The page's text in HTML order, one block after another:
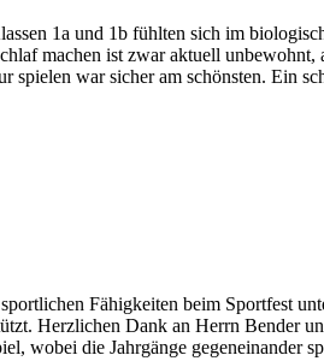
1a und 1b fühlten sich im
machen ist zwar aktuell
spielen war sicher am schönsten. Ein
Fähigkeiten beim Sportfest
Herzlichen Dank an Herrn Bender
wobei die Jahrgänge gegeneinander